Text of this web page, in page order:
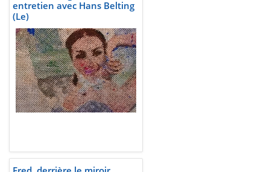
entretien avec Hans Belting
(Le)